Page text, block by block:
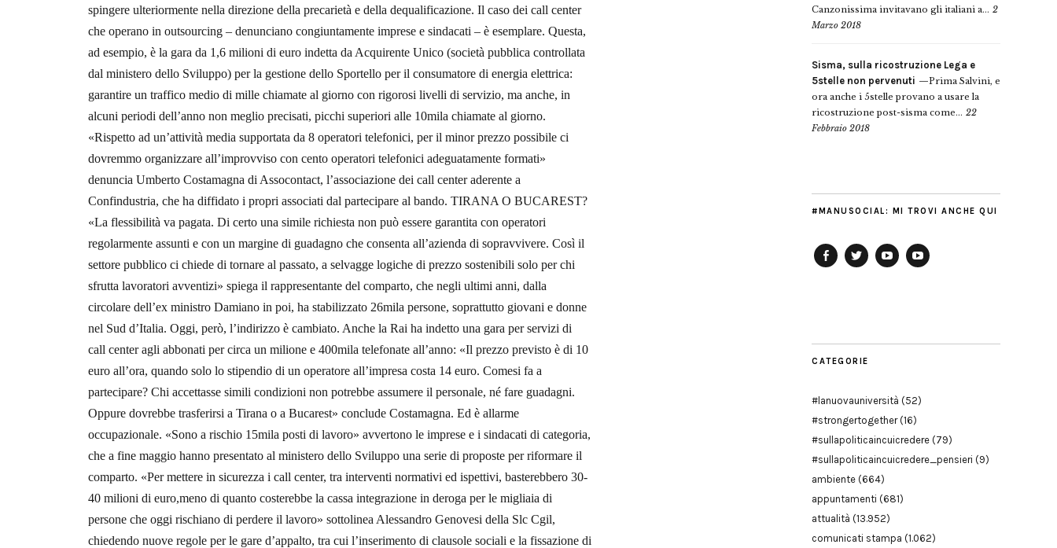
spingere ulteriormente nella direzione della precarietà e della dequalificazione. Il caso dei call center
che operano in outsourcing – denunciano congiuntamente imprese e sindacati – è esemplare. Questa,
ad esempio, è la gara da 1,6 milioni di euro indetta da Acquirente Unico (società pubblica controllata
dal ministero dello Sviluppo) per la gestione dello Sportello per il consumatore di energia elettrica:
garantire un traffico medio di mille chiamate al giorno con rigorosi livelli di servizio, ma anche, in
alcuni periodi dell’anno non meglio precisati, picchi superiori alle 10mila chiamate al giorno.
«Rispetto ad un’attività media supportata da 8 operatori telefonici, per il minor prezzo possibile ci
dovremmo organizzare all’improvviso con cento operatori telefonici adeguatamente formati»
denuncia Umberto Costamagna di Assocontact, l’associazione dei call center aderente a
Confindustria, che ha diffidato i propri associati dal partecipare al bando. TIRANA O BUCAREST?
«La flessibilità va pagata. Di certo una simile richiesta non può essere garantita con operatori
regolarmente assunti e con un margine di guadagno che consenta all’azienda di sopravvivere. Così il
settore pubblico ci chiede di tornare al passato, a selvagge logiche di prezzo sostenibili solo per chi
sfrutta lavoratori avventizi» spiega il rappresentante del comparto, che negli ultimi anni, dalla
circolare dell’ex ministro Damiano in poi, ha stabilizzato 26mila persone, soprattutto giovani e donne
nel Sud d’Italia. Oggi, però, l’indirizzo è cambiato. Anche la Rai ha indetto una gara per servizi di
call center agli abbonati per circa un milione e 400mila telefonate all’anno: «Il prezzo previsto è di 10
euro all’ora, quando solo lo stipendio di un operatore all’impresa costa 14 euro. Comesi fa a
partecipare? Chi accettasse simili condizioni non potrebbe assumere il personale, né fare guadagni.
Oppure dovrebbe trasferirsi a Tirana o a Bucarest» conclude Costamagna. Ed è allarme
occupazionale. «Sono a rischio 15mila posti di lavoro» avvertono le imprese e i sindacati di categoria,
che a fine maggio hanno presentato al ministero dello Sviluppo una serie di proposte per riformare il
comparto. «Per mettere in sicurezza i call center, tra interventi normativi ed ispettivi, basterebbero 30-
40 milioni di euro,meno di quanto costerebbe la cassa integrazione in deroga per le migliaia di
persone che oggi rischiano di perdere il lavoro» sottolinea Alessandro Genovesi della Slc Cgil,
chiedendo nuove regole per le gare d’appalto, tra cui l’inserimento di clausole sociali e la fissazione di
Canzonissima invitavano gli italiani a... 2
Marzo 2018
Sisma, sulla ricostruzione Lega e
5stelle non pervenuti
Prima Salvini, e
ora anche i 5stelle provano a usare la
ricostruzione post-sisma come... 22
Febbraio 2018
#MANUSOCIAL: MI TROVI ANCHE QUI
CATEGORIE
#lanuovauniversità (52)
#strongertogether(16)
#sullapoliticaincuicredere (79)
#sullapoliticaincuicredere_pensieri (9)
ambiente (664)
appuntamenti (681)
attualità (13.952)
comunicati stampa (1.062)